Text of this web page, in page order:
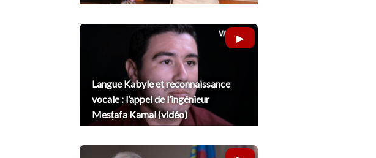
Langue Kabyle et reconnaissance
vocale : l’appel de l’ingénieur
Mesṭafa Kamal (vidéo)